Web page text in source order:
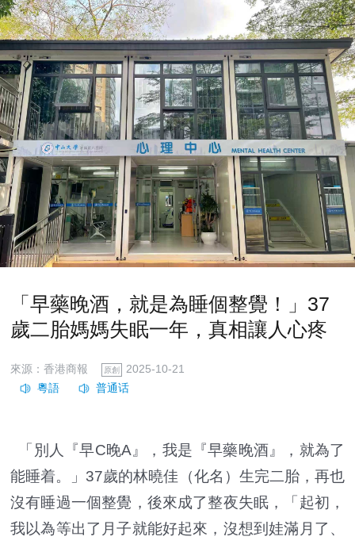
「早藥晚酒，就是為睡個整覺！」37
歲二胎媽媽失眠一年，真相讓人心疼
來源：香港商報 原創 2025-10-21
「別人『早C晚A』，我是『早藥晚酒』，就為了
能睡着。」37歲的林曉佳（化名）生完二胎，再也
沒有睡過一個整覺，後來成了整夜失眠，「起初，
我以為等出了月子就能好起來，沒想到娃滿月了、